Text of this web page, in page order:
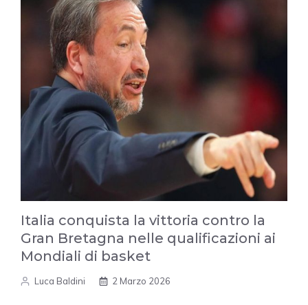
Italia conquista la vittoria contro la
Gran Bretagna nelle qualificazioni ai
Mondiali di basket
Luca Baldini 2 Marzo 2026